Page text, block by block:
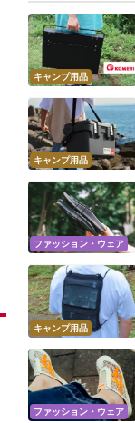
キャンプ用品
キャンプ用品
ファッション・ウェア
キャンプ用品
ファッション・ウェア